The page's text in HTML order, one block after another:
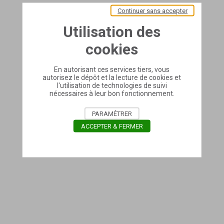
Utilisation des
cookies
En autorisant ces services tiers, vous
autorisez le dépôt et la lecture de cookies et
l'utilisation de technologies de suivi
nécessaires à leur bon fonctionnement.
Continuer sans accepter
PARAMÉTRER
ACCEPTER & FERMER